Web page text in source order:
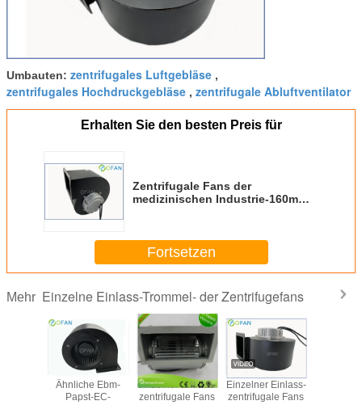
Umbauten: zentrifugales Luftgebläse ,
zentrifugales Hochdruckgebläse , zentrifugale Abluftventilator
Erhalten Sie den besten Preis für
Zentrifugale Fans der
medizinischen Industrie-160mm
Fortsetzen
Mehr Einzelne Einlass-Trommel- der Zentrifugefans
Ähnliche Ebm-
Papst-EC-
einzelner Einlass-
zentrifugale Fans
Einzelner Einlass-
zentrifugale Fans